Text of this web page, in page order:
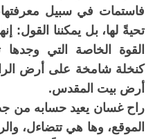
فاستمات في سبيل
تحيةً لها، بل يمكننا القول:
القوة الخاصة التي
كنخلة شامخة على أرض
أرض بيت المقدس.
راح غسان يعيد حسابه من
الموقع، وها هي تتضاءل،